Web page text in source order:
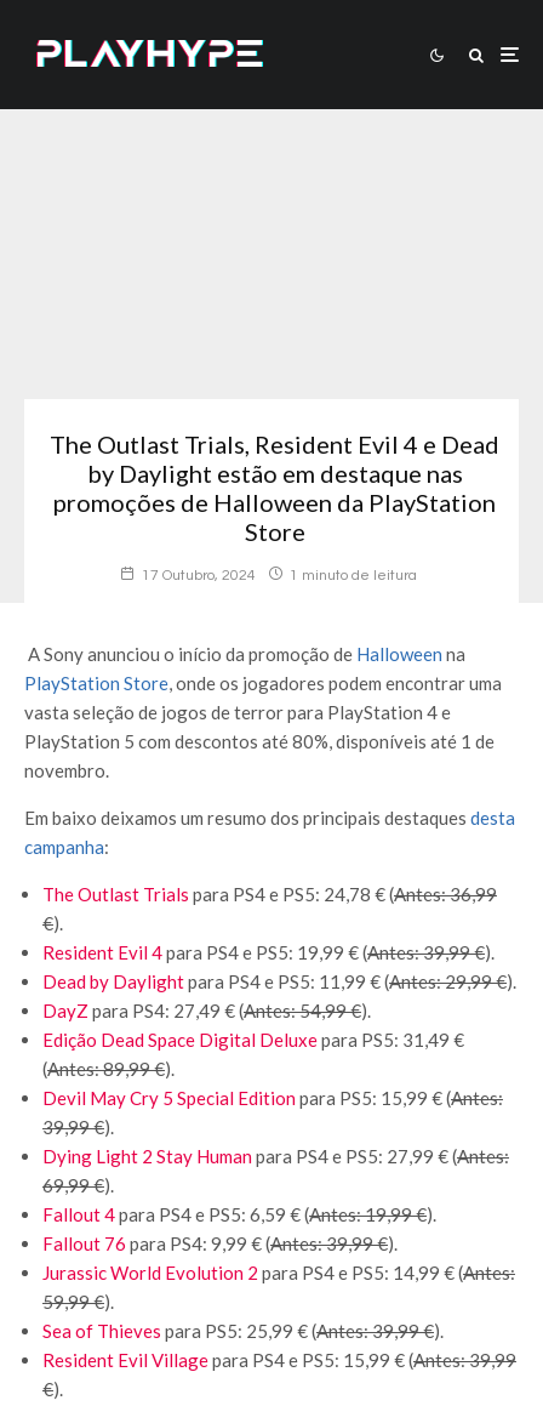
The Outlast Trials, Resident Evil 4 e Dead
by Daylight estão em destaque nas
promoções de Halloween da PlayStation
Store
17 Outubro, 2024 1 minuto de leitura
A Sony anunciou o início da promoção de Halloween na
PlayStation Store, onde os jogadores podem encontrar uma
vasta seleção de jogos de terror para PlayStation 4 e
PlayStation 5 com descontos até 80%, disponíveis até 1 de
novembro.
Em baixo deixamos um resumo dos principais destaques desta
campanha:
The Outlast Trials para PS4 e PS5: 24,78 € (Antes: 36,99
€).
Resident Evil 4para PS4 e PS5: 19,99 € (Antes: 39,99 €).
Dead by Daylightpara PS4 e PS5: 11,99 € (Antes: 29,99 €).
DayZ para PS4: 27,49 € (Antes: 54,99 €).
Edição Dead Space Digital Deluxepara PS5: 31,49 €
(Antes: 89,99 €).
Devil May Cry 5 Special Editionpara PS5: 15,99 € (Antes:
39,99 €).
Dying Light 2 Stay Humanpara PS4 e PS5: 27,99 € (Antes:
69,99 €).
Fallout 4para PS4 e PS5: 6,59 € (Antes: 19,99 €).
Fallout 76 para PS4: 9,99 € (Antes: 39,99 €).
Jurassic World Evolution 2 para PS4 e PS5: 14,99 € (Antes:
59,99 €).
Sea of Thieves para PS5: 25,99 € (Antes: 39,99 €).
Resident Evil Villagepara PS4 e PS5: 15,99 € (Antes: 39,99
€).